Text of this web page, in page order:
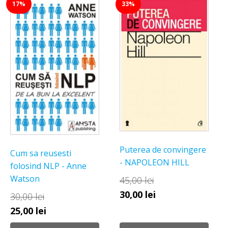
17%
Cum sa reusesti
folosind NLP - Anne
Watson
30,00lei
Prețul
inițial
25,00 lei
curent
33%
Puterea de convingere
- NAPOLEON HILL
45,00lei
Prețul
a
30,00 lei
este: